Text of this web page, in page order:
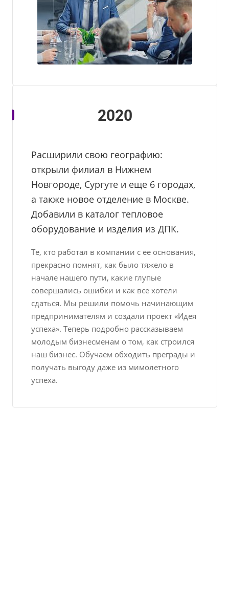
2020
Расширили свою географию:
открыли филиал в Нижнем
Новгороде, Сургуте и еще 6 городах,
а также новое отделение в Москве.
Добавили в каталог тепловое
оборудование и изделия из ДПК.
Те, кто работал в компании с ее основания,
прекрасно помнят, как было тяжело в
начале нашего пути, какие глупые
совершались ошибки и как все хотели
сдаться. Мы решили помочь начинающим
предпринимателям и создали проект «Идея
успеха». Теперь подробно рассказываем
молодым бизнесменам о том, как строился
наш бизнес. Обучаем обходить преграды и
получать выгоду даже из мимолетного
успеха.